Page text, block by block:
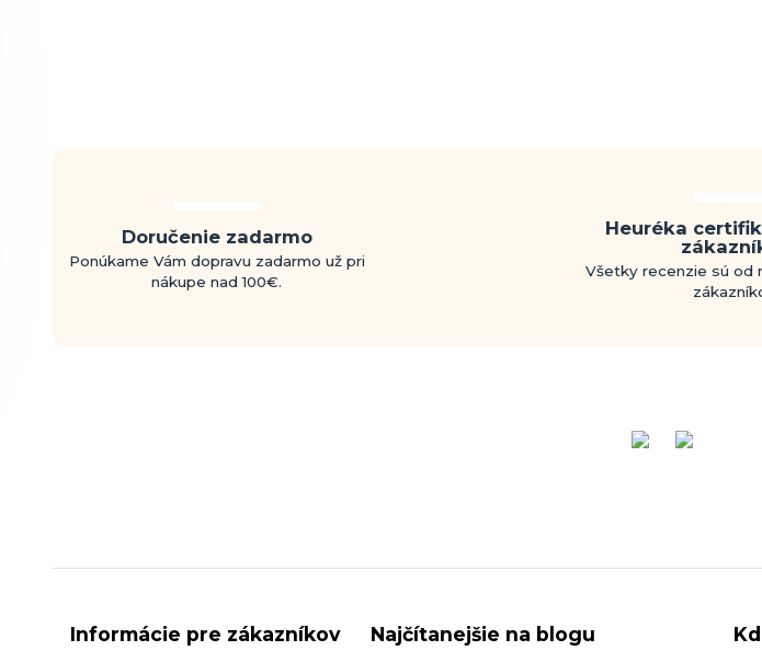
Doručenie zadarmo
Ponúkame Vám dopravu zadarmo už pri
nákupe nad 100€.
Heuréka
Všetky recenzie sú od
Informácie pre zákazníkov Najčítanejšie na blogu